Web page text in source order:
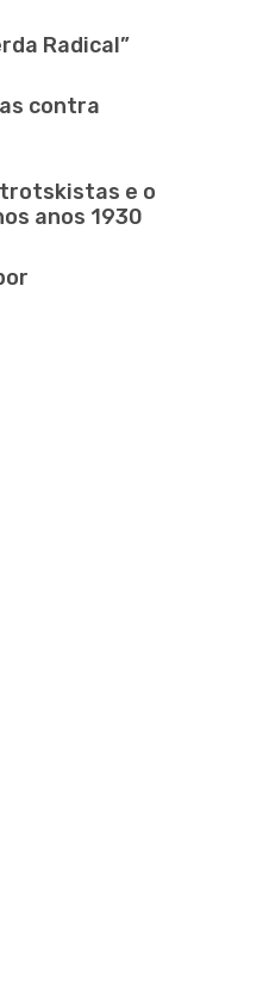
Radical”
contra
trotskistas e o
anos 1930